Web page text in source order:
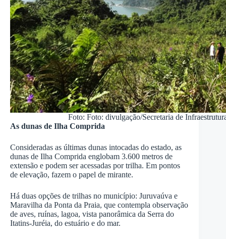
Foto: Foto: divulgação/Secretaria de
As dunas de Ilha Comprida
Consideradas as últimas dunas intocadas do estado, as
dunas de Ilha Comprida englobam 3.600 metros de
extensão e podem ser acessadas por trilha. Em pontos
de elevação, fazem o papel de mirante.
Há duas opções de trilhas no município: Juruvaúva e
Maravilha da Ponta da Praia, que contempla observação
de aves, ruínas, lagoa, vista panorâmica da Serra do
Itatins-Juréia, do estuário e do mar.